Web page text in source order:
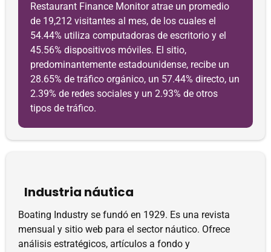
Restaurant Finance Monitor atrae un promedio
de 19,212 visitantes al mes, de los cuales el
54.44% utiliza computadoras de escritorio y el
45.56% dispositivos móviles. El sitio,
predominantemente estadounidense, recibe un
28.65% de tráfico orgánico, un 57.44% directo, un
2.39% de redes sociales y un 2.93% de otros
tipos de tráfico.
Industria náutica
Boating Industry se fundó en 1929. Es una revista
mensual y sitio web para el sector náutico. Ofrece
análisis estratégicos, artículos a fondo y